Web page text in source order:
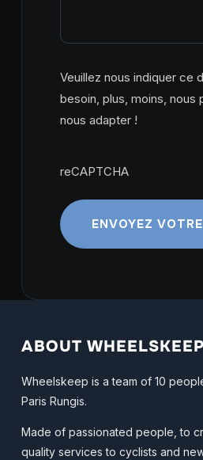
Veuillez nous indiquer ce
besoin, plus, moins, nous
nous adapter !
reCAPTCHA
ABOUT WHEELSKEEP
Wheelskeep is a team of 10
Paris Rungis.
Made of passionated people, to
quality services to cyclists and